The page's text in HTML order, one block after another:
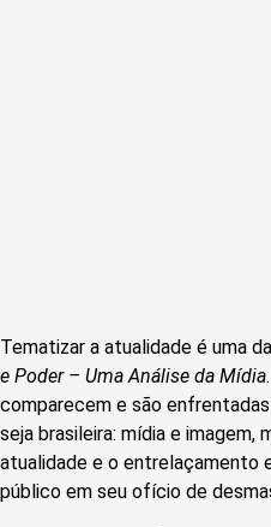
Tematizar a atualidade é uma
e Poder – Uma Análise da Mídia
comparecem e são
seja brasileira: mídia e imagem,
atualidade e o
público em seu ofício de